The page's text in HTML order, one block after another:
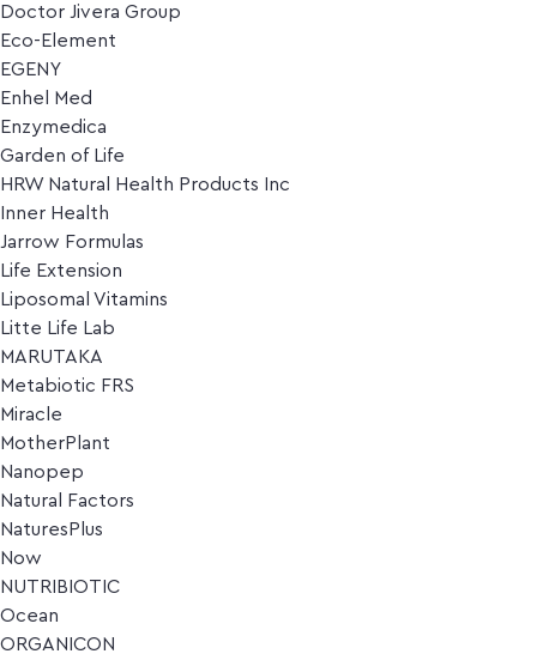
Doctor Jivera Group
Eco-Element
EGENY
Enhel Med
Enzymedica
Garden of Life
HRW Natural Health Products Inc
Inner Health
Jarrow Formulas
Life Extension
Liposomal Vitamins
Litte Life Lab
MARUTAKA
Metabiotic FRS
Miracle
MotherPlant
Nanopep
Natural Factors
NaturesPlus
Now
NUTRIBIOTIC
Ocean
ORGANICON